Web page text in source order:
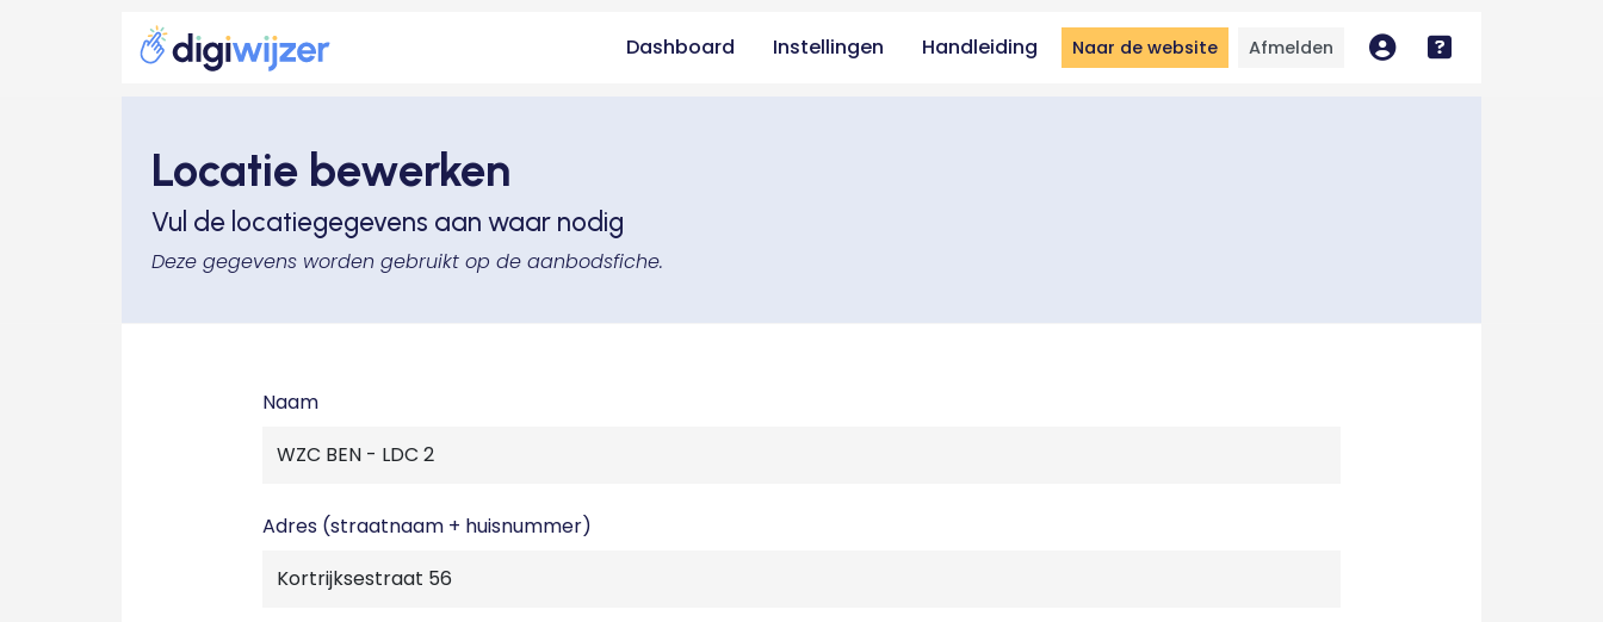
Dashboard Instellingen Handleiding Naar de website Afmelden Mijn account
Bekijk
Locatie bewerken
Vul de locatiegegevens aan waar nodig
Deze gegevens worden gebruikt op de aanbodsfiche.
Naam
Adres (straatnaam + huisnummer)